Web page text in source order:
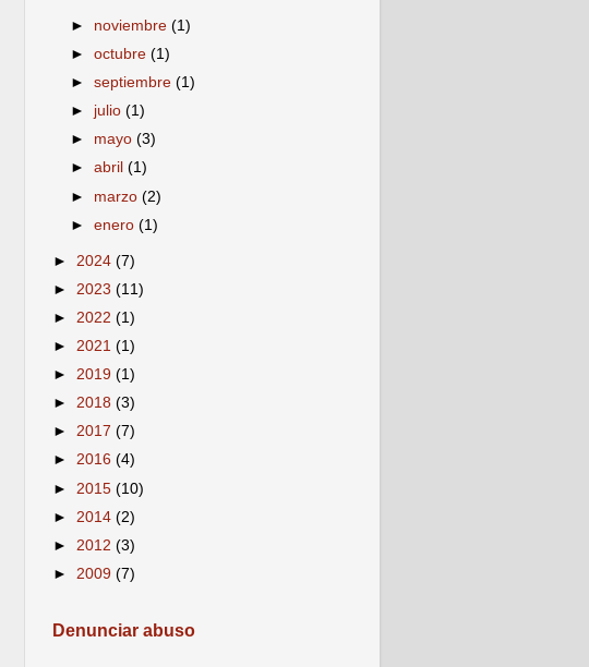
► noviembre(1)
►octubre(1)
►septiembre(1)
► julio(1)
► mayo(3)
►abril(1)
► marzo(2)
►enero(1)
► 2024 (7)
► 2023 (11)
► 2022 (1)
► 2021 (1)
► 2019 (1)
► 2018 (3)
► 2017 (7)
► 2016 (4)
► 2015 (10)
► 2014 (2)
► 2012 (3)
► 2009 (7)
Denunciar abuso